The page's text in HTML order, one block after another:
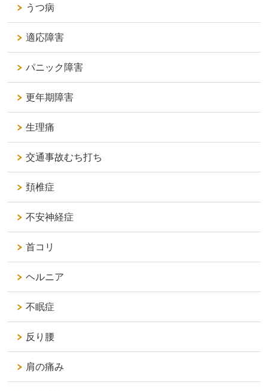
うつ病
適応障害
パニック障害
更年期障害
生理痛
交通事故むち打ち
頚椎症
不安神経症
首コリ
ヘルニア
不眠症
反り腰
肩の痛み